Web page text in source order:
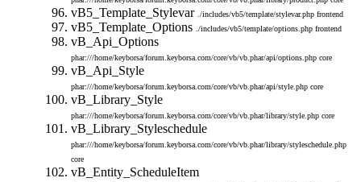
vB5_Template_Stylevar ./includes/vb5/template/stylevar.php frontend
vB5_Template_Options ./includes/vb5/template/options.php frontend
vB_Api_Options
phar:///home/keyborsa/forum.keyborsa.com/core/vb/vb.phar/api/options.php core
vB_Api_Style
phar:///home/keyborsa/forum.keyborsa.com/core/vb/vb.phar/api/style.php core
vB_Library_Style
phar:///home/keyborsa/forum.keyborsa.com/core/vb/vb.phar/library/style.php core
vB_Library_Styleschedule
phar:///home/keyborsa/forum.keyborsa.com/core/vb/vb.phar/library/styleschedule.php
core
vB_Entity_ScheduleItem